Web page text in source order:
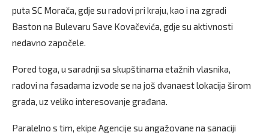
puta SC Morača, gdje su radovi pri kraju, kao i na zgradi
Baston na Bulevaru Save Kovačevića, gdje su aktivnosti
nedavno započele.
Pored toga, u saradnji sa skupštinama etažnih vlasnika,
radovi na fasadama izvode se na još dvanaest lokacija širom
grada, uz veliko interesovanje građana.
Paralelno s tim, ekipe Agencije su angažovane na sanaciji